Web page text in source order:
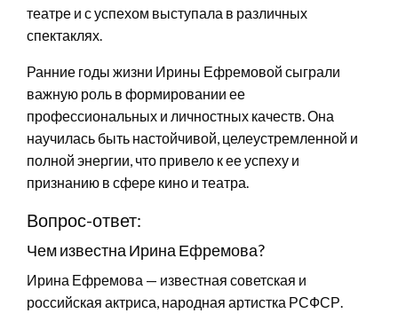
театре и с успехом выступала в различных
спектаклях.
Ранние годы жизни Ирины Ефремовой сыграли
важную роль в формировании ее
профессиональных и личностных качеств. Она
научилась быть настойчивой, целеустремленной и
полной энергии, что привело к ее успеху и
признанию в сфере кино и театра.
Вопрос-ответ:
Чем известна Ирина Ефремова?
Ирина Ефремова — известная советская и
российская актриса, народная артистка РСФСР.